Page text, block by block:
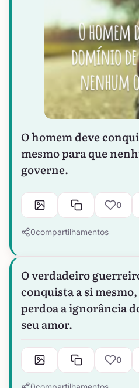
O homem deve
mesmo para que
governe.
0
0compartilhamentos
O verdadeiro
conquista a si
perdoa a ignorância
seu amor.
0